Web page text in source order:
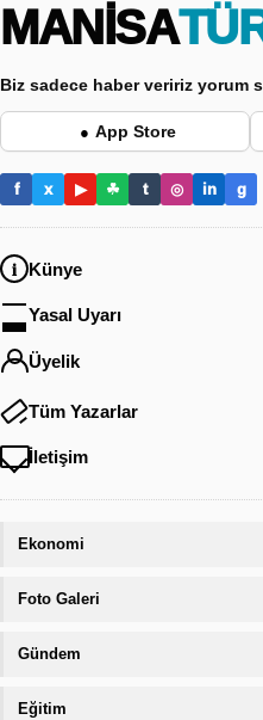
MANİSA
Biz sadece haber veririz yorum
● App Store
f x ▶ ☘ t ◎ in g
Künye
Yasal Uyarı
Üyelik
Tüm Yazarlar
İletişim
Ekonomi
Foto Galeri
Gündem
Eğitim